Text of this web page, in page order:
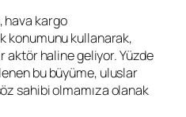
hava kargo
konumunu kullanarak,
haline geliyor. Yüzde
bu büyüme, uluslar
sahibi olmamıza olanak